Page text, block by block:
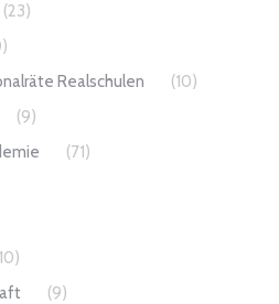
(23)
Realschulen
(10)
(9)
(71)
(9)